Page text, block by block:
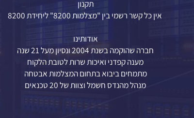
צור קשר
אין כל קשר רשמי בין "מצלמות 8200" ליחידת 8200
אודותינו
חברה שהוקמה בשנת 2004 ונסיון מעל 21 שנה
מענה קפדני ואיכות שרות לטובת הלקוח
מתמחים ביבוא בתחום המצלמות אבטחה